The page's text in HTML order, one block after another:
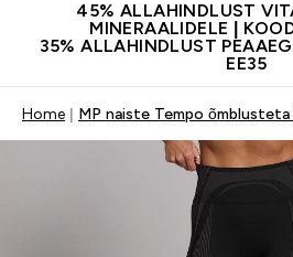
45% ALLAHINDLUST
MINERAALIDELE |
35% ALLAHINDLUST
EE35
Home MP naiste Tempo